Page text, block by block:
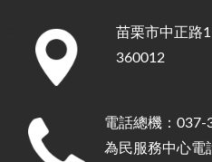
苗栗市中正路
360012
電話總機：037-
為民服務中心電